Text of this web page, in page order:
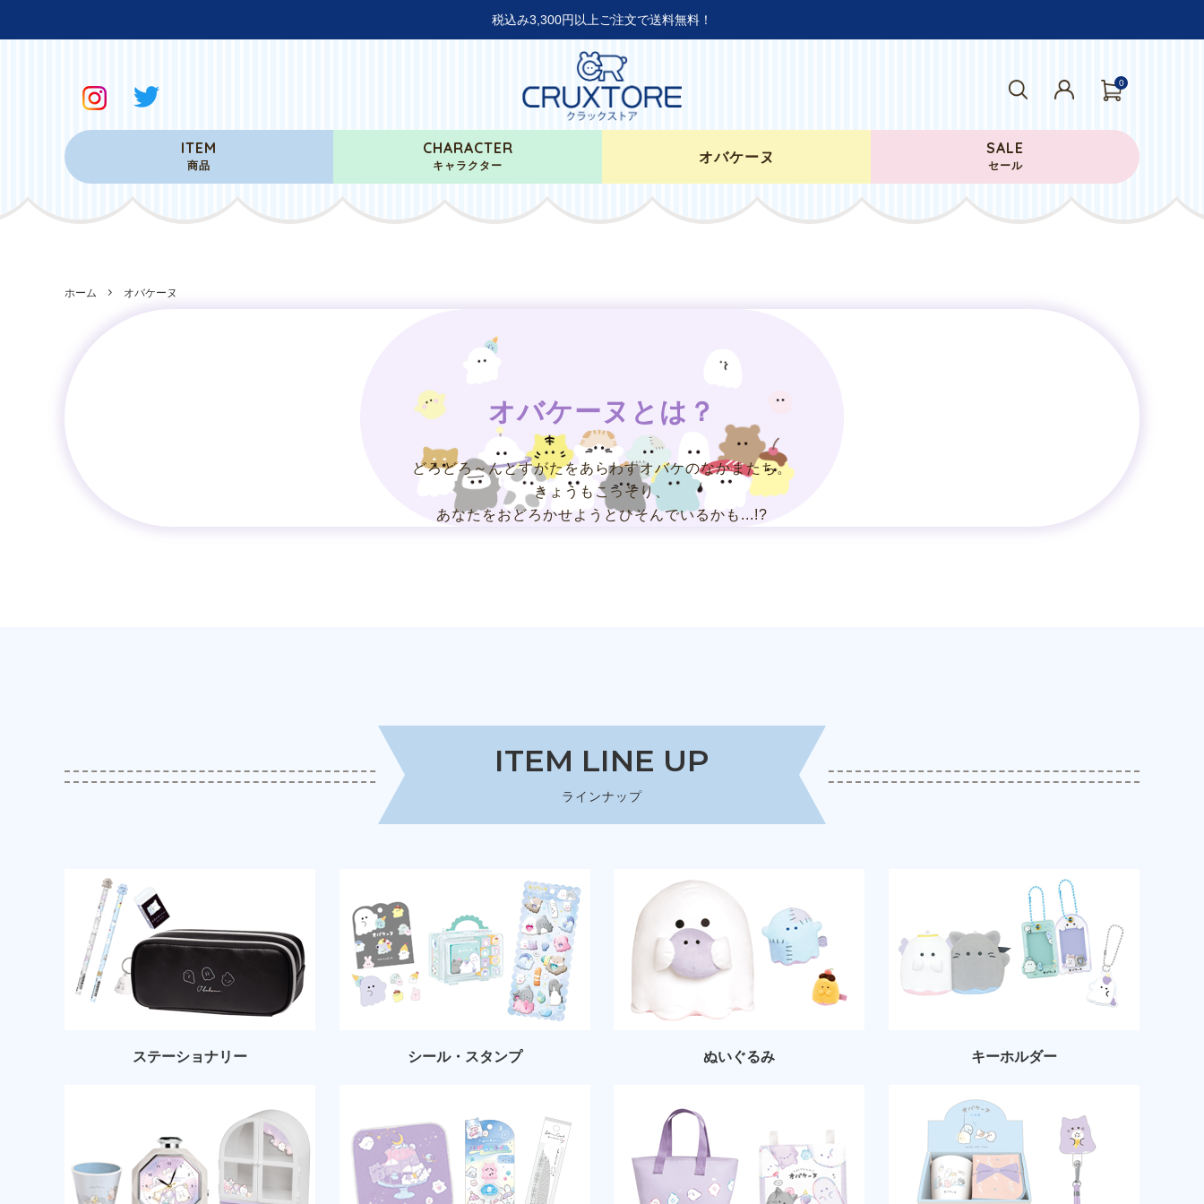
税込み3,300円以上ご注文で送料無料！
0
ITEM
商品
CHARACTER
キャラクター オバケーヌ SALE
セール
ホーム オバケーヌ
オバケーヌとは？
どろどろ～んとすがたをあらわすオバケのなかまたち。
きょうもこっそり、
あなたをおどろかせようとひそんでいるかも...!?
ラインナップ
ITEM LINE UP
ステーショナリー シール・スタンプ ぬいぐるみ キーホルダー